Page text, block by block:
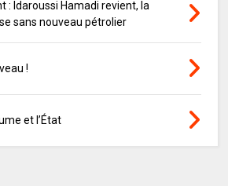
: Idaroussi Hamadi revient, la
sans nouveau pétrolier
!
et l’État